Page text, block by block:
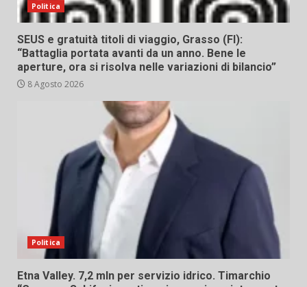
Politica
SEUS e gratuità titoli di viaggio, Grasso (FI):
“Battaglia portata avanti da un anno. Bene le
aperture, ora si risolva nelle variazioni di bilancio”
8 Agosto 2026
Politica
Etna Valley. 7,2 mln per servizio idrico. Timarchio